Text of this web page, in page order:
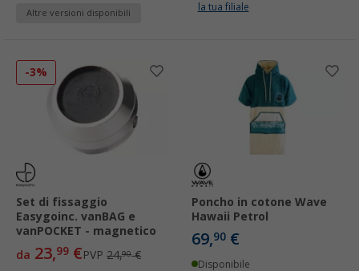
Altre versioni disponibili
la tua filiale
-3%
Set di fissaggio
Easygoinc. vanBAG e
vanPOCKET - magnetico
da 23,99 €PVP 24,90€
Poncho in cotone Wave
Hawaii Petrol
69,90 €
Disponibile